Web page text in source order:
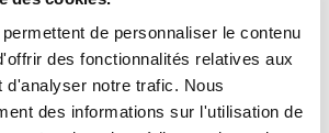
de personnaliser le contenu
des fonctionnalités relatives aux
d'analyser notre trafic. Nous
des informations sur l'utilisation de